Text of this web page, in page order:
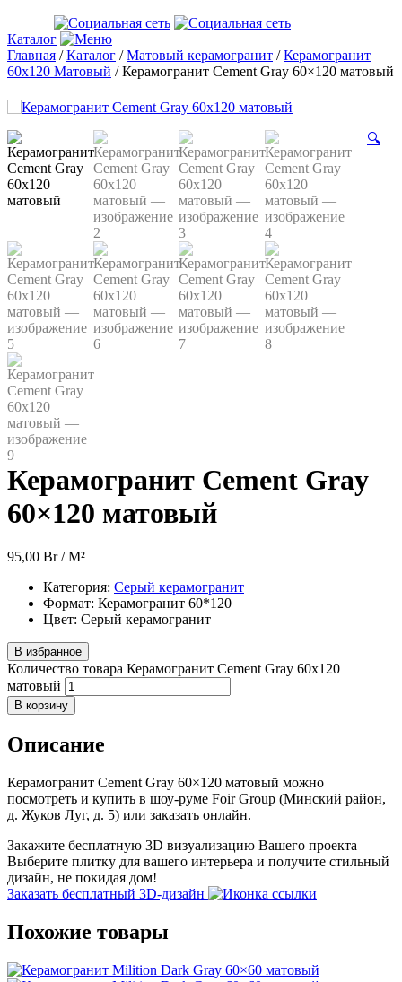
Каталог
Главная / Каталог / Матовый керамогранит / Керамогранит
60х120 Матовый /Керамогранит Cement Gray 60×120 матовый
🔍
Керамогранит Cement Gray
60×120 матовый
95,00 Br/ M²
Категория: Серый керамогранит
Формат: Керамогранит 60*120
Цвет: Серый керамогранит
В избранное
Количество товара Керамогранит Cement Gray 60x120
матовый
В корзину
Описание
Керамогранит Cement Gray 60×120 матовый можно
посмотреть и купить в шоу-руме Foir Group (Минский район,
д. Жуков Луг, д. 5) или заказать онлайн.
Закажите бесплатную 3D визуализацию Вашего проекта
Выберите плитку для вашего интерьера и получите стильный
дизайн, не покидая дом!
Заказать бесплатный 3D-дизайн
Похожие товары